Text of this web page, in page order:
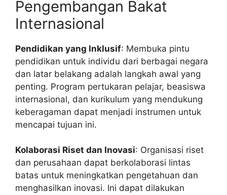
Pengembangan Bakat
Internasional
Pendidikan yang Inklusif: Membuka pintu
pendidikan untuk individu dari berbagai negara
dan latar belakang adalah langkah awal yang
penting. Program pertukaran pelajar, beasiswa
internasional, dan kurikulum yang mendukung
keberagaman dapat menjadi instrumen untuk
mencapai tujuan ini.
Kolaborasi Riset dan Inovasi: Organisasi riset
dan perusahaan dapat berkolaborasi lintas
batas untuk meningkatkan pengetahuan dan
menghasilkan inovasi. Ini dapat dilakukan